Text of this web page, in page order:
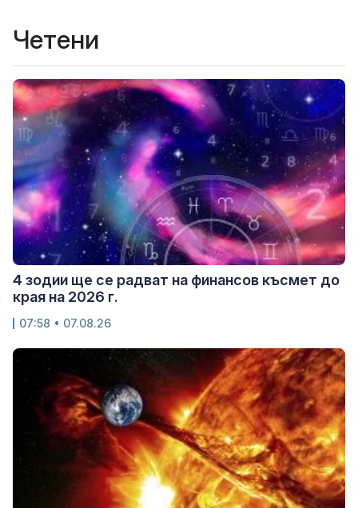
Четени
4 зодии ще се радват на финансов късмет до
края на 2026 г.
07:58 • 07.08.26